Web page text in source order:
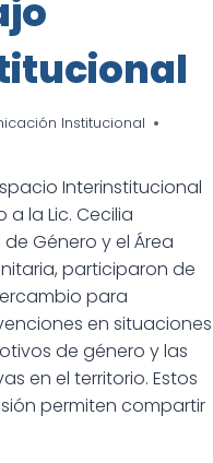
Institucional
Interinstitucional
a la Lic. Cecilia
Género y el Área
participaron de
para
en situaciones
de género y las
en el territorio. Estos
permiten compartir